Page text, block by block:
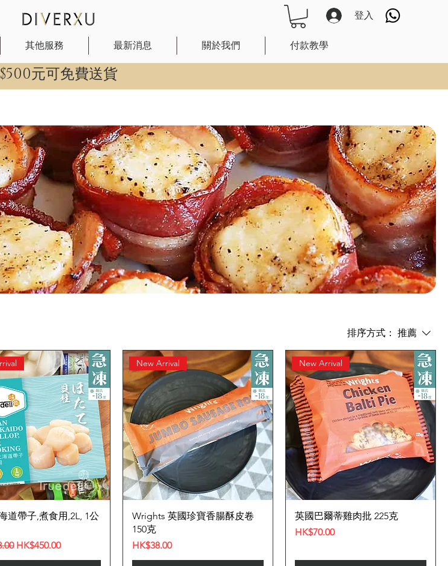
登入
其他服務 最新消息 關於我們 付款教學
元可免費送貨
排序方式： 推薦
道帶子,煮食用,2L, 1公
促銷價格
HK$450.00
New Arrival
Wrights 英國珍寶香腸酥皮卷
150克
價格
HK$38.00
New Arrival
英國巴爾蒂雞肉批 225克
價格
HK$70.00